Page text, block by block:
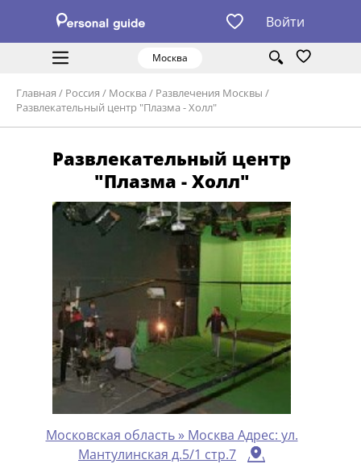
Войти
Москва
Главная / Россия / Москва / Развлечения Москвы /
Развлекательный центр "Плазма - Холл"
Развлекательный центр
"Плазма - Холл"
Московская область » Москва Адрес: ул.
Мантулинская д.5/1 стр.7